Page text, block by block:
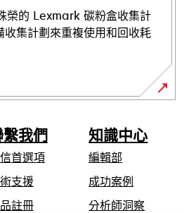
榮的 Lexmark 碳粉盒收集計
集計劃來重複使用和回收耗
我們
首選項
支援在
註冊
知識中心
編輯部
成功案例
分析師洞察